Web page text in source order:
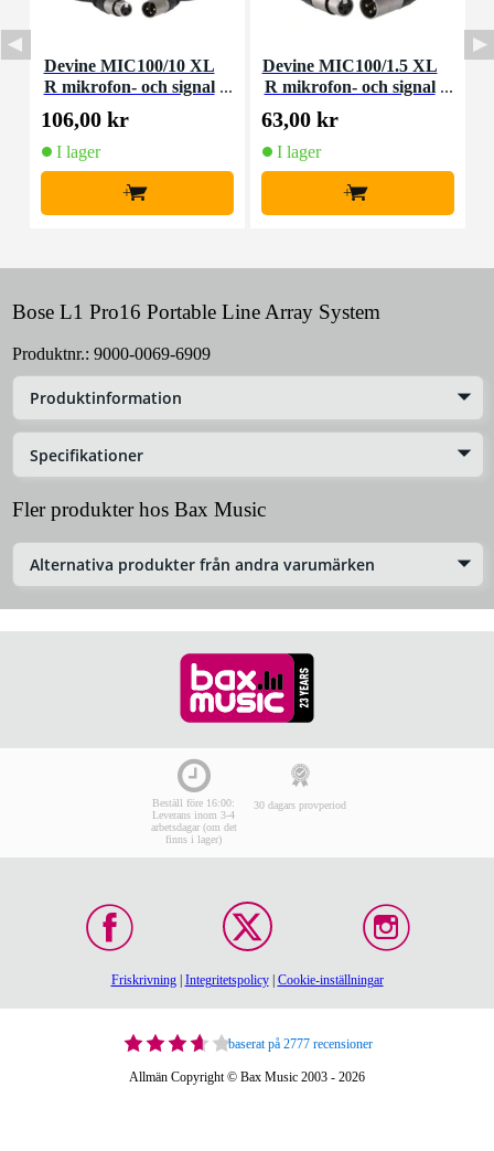
Devine MIC100/10 XL
R mikrofon- och signal
kabel 10 meter
106,00 kr
I lager
+
Devine MIC100/1.5 XL
R mikrofon- och signal
kabel 1,5 meter
63,00 kr
I lager
+
Bose L1 Pro16 Portable Line Array System
Produktnr.: 9000-0069-6909
Produktinformation
Specifikationer
Fler produkter hos Bax Music
Alternativa produkter från andra varumärken
Beställ före 16:00:
Leverans inom 3-4
arbetsdagar (om det
finns i lager)
30 dagars provperiod
Friskrivning| Integritetspolicy| Cookie-inställningar
baserat på 2777 recensioner
Allmän Copyright © Bax Music 2003 - 2026